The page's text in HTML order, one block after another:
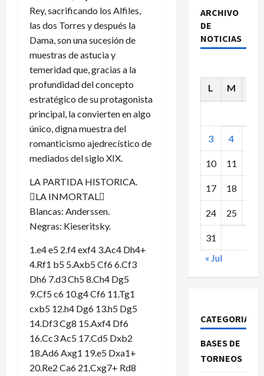
Rey, sacrificando los Alfiles,
las dos Torres y después la
Dama, son una sucesión de
muestras de astucia y
temeridad que, gracias a la
profundidad del concepto
estratégico de su protagonista
principal, la convierten en algo
único, digna muestra del
romanticismo ajedrecístico de
mediados del siglo XIX.
LA PARTIDA HISTORICA.
LA INMORTAL
Blancas: Anderssen.
Negras: Kieseritsky.
1.e4 e5 2.f4 exf4 3.Ac4 Dh4+
4.Rf1 b5 5.Axb5 Cf6 6.Cf3
Dh6 7.d3 Ch5 8.Ch4 Dg5
9.Cf5 c6 10.g4 Cf6 11.Tg1
cxb5 12.h4 Dg6 13.h5 Dg5
14.Df3 Cg8 15.Axf4 Df6
16.Cc3 Ac5 17.Cd5 Dxb2
18.Ad6 Axg1 19.e5 Dxa1+
20.Re2 Ca6 21.Cxg7+ Rd8
ARCHIVO
DE
NOTICIAS
L M
3 4
10 11
17 18
24 25
31
« Jul
CATEGORIAS
BASES DE
TORNEOS